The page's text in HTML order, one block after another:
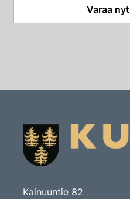
Varaa nyt
Kainuuntie 82